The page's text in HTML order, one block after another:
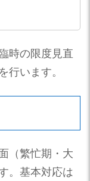
時の限度見直
行います。
（繁忙期・大
。基本対応は